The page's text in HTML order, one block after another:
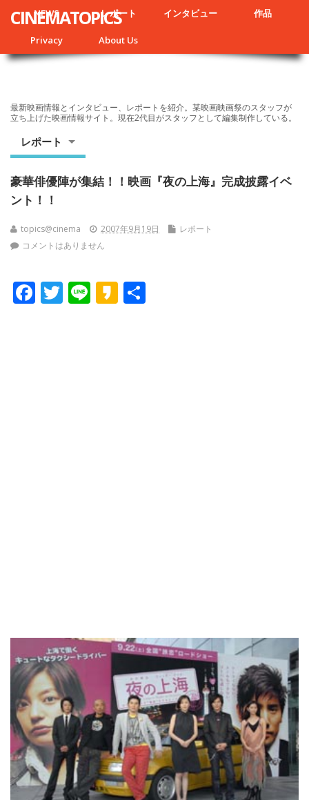
NEWS レポート インタビュー 作品
Privacy About Us
CINEMATOPICS
最新映画情報とインタビュー、レポートを紹介。某映画映画祭のスタッフが
立ち上げた映画情報サイト。現在2代目がスタッフとして編集制作している。
レポート
豪華俳優陣が集結！！映画『夜の上海』完成披露イベ
ント！！
topics@cinema 2007年9月19日
レポート
コメントはありません
F T Li K